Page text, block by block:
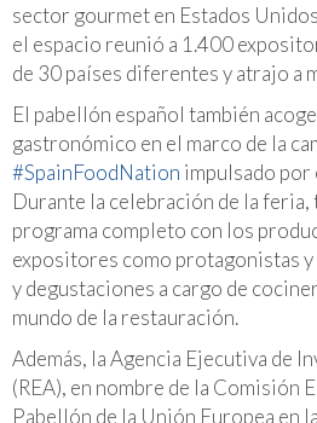
sector gourmet en Estados
el espacio reunió a 1.400
de 30 países diferentes y atrajo a
El pabellón español también
gastronómico en el marco de la
#SpainFoodNation impulsado por
Durante la celebración de la feria,
programa completo con los
expositores como protagonistas
y degustaciones a cargo de
mundo de la restauración.
Además, la Agencia Ejecutiva de
(REA), en nombre de la Comisión
Pabellón de la Unión Europea en